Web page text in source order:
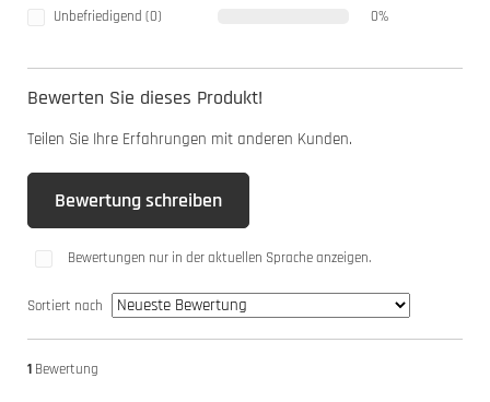
Unbefriedigend (0) 0%
Bewerten Sie dieses Produkt!
Teilen Sie Ihre Erfahrungen mit anderen Kunden.
Bewertung schreiben
Bewertungen nur in der aktuellen Sprache anzeigen.
Sortiert nach
1 Bewertung